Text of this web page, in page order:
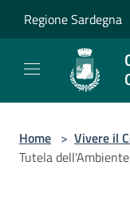
Regione Sardegna
Home > Vivere il
Tutela dell'Ambiente